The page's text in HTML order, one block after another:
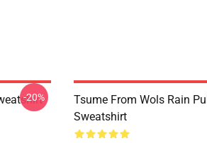
-20%
Tsume From Wols Rain
Sweatshirt